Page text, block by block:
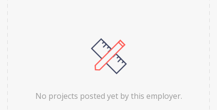
No projects posted yet by this employer.